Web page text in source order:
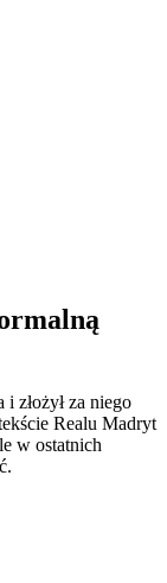
złożył za niego
Realu Madryt
w ostatnich